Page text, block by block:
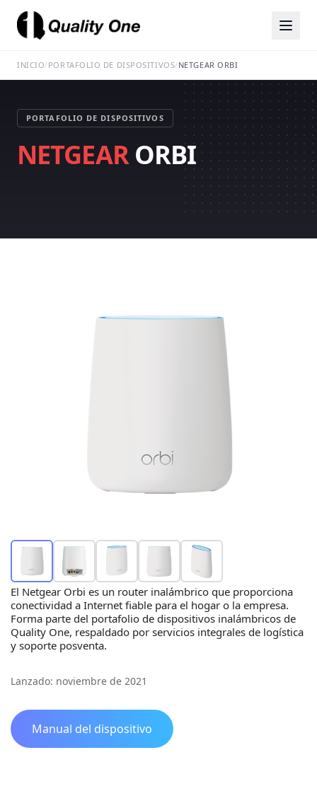
INICIO/PORTAFOLIO DE DISPOSITIVOS/NETGEAR ORBI
PORTAFOLIO DE DISPOSITIVOS
NETGEARORBI
El Netgear Orbi es un router inalámbrico que proporciona
conectividad a Internet fiable para el hogar o la empresa.
Forma parte del portafolio de dispositivos inalámbricos de
Quality One, respaldado por servicios integrales de logística
y soporte posventa.
Lanzado: noviembre de 2021
Manual del dispositivo